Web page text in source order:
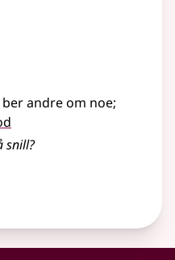
andre om noe;
snill?